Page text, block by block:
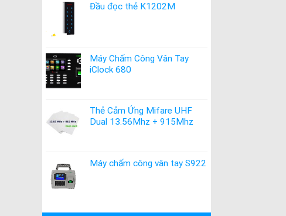
Đầu đọc thẻ K1202M
Máy Chấm Công Vân Tay
iClock 680
Thẻ Cảm Ứng Mifare UHF
Dual 13.56Mhz + 915Mhz
Máy chấm công vân tay S922